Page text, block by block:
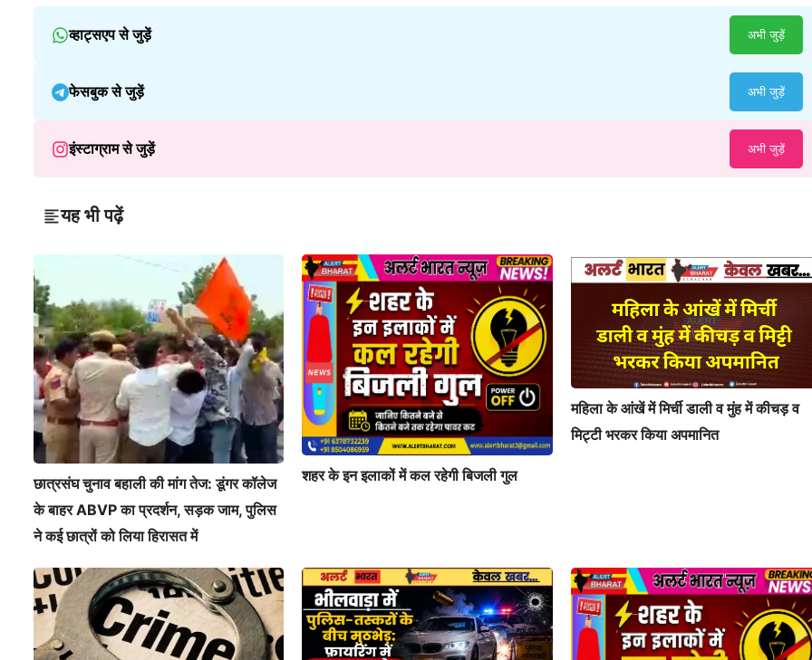
व्हाट्सएप से जुड़ें अभी जुड़ें
फेसबुक से जुड़ें अभी जुड़ें
इंस्टाग्राम से जुड़ें अभी जुड़ें
यह भी पढ़ें
छात्रसंघ चुनाव बहाली की मांग तेज: डूंगर कॉलेज
के बाहर ABVP का प्रदर्शन, सड़क जाम, पुलिस
ने कई छात्रों को लिया हिरासत में
शहर के इन इलाकों में कल रहेगी बिजली गुल
महिला के आंखें में मिर्ची डाली व मुंह में कीचड़ व
मिट्टी भरकर किया अपमानित